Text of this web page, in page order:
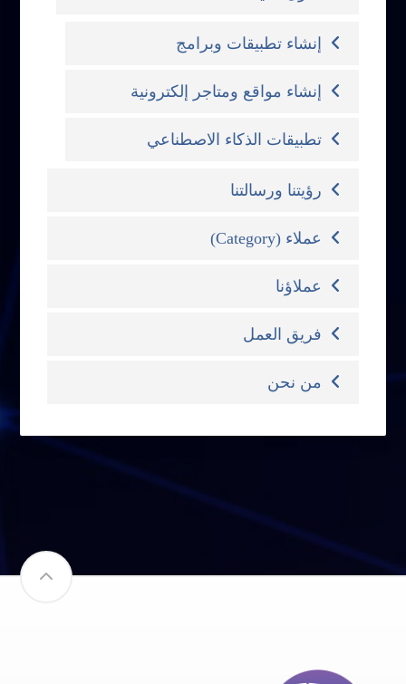
إنشاء تطبيقات وبرامج
إنشاء مواقع ومتاجر إلكترونية
تطبيقات الذكاء الاصطناعي
رؤيتنا ورسالتنا
عملاء (Category)
عملاؤنا
فريق العمل
من نحن